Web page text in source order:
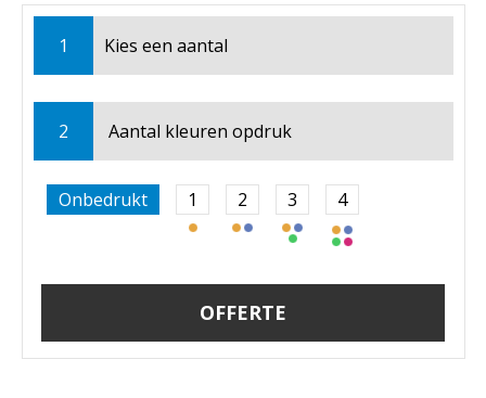
1 Kies een aantal
2 Aantal kleuren opdruk
Onbedrukt 1 2 3 4
OFFERTE